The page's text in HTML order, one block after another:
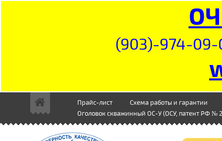
(903)-974-09-
Прайс-лист
Схема работы и гарантии
Оголовок скважинный ОС-У (ОСУ, патент РФ №